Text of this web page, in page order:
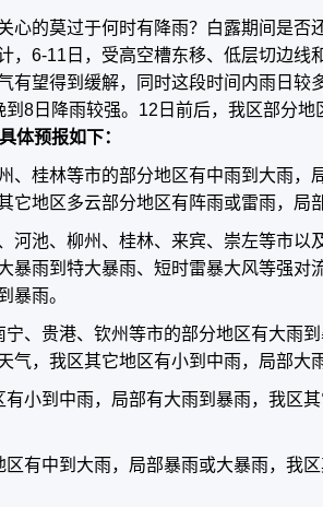
心的莫过于何时有降雨？白露期间是否
，6-11日，受高空槽东移、低层切边线
有望得到缓解，同时这段时间内雨日较
8日降雨较强。12日前后，我区部分地
具体预报如下：
、桂林等市的部分地区有中雨到大雨，
它地区多云部分地区有阵雨或雷雨，局
河池、柳州、桂林、来宾、崇左等市以
暴雨到特大暴雨、短时雷暴大风等强对
暴雨。
、贵港、钦州等市的部分地区有大雨
气，我区其它地区有小到中雨，局部大
小到中雨，局部有大雨到暴雨，我区
有中到大雨，局部暴雨或大暴雨，我